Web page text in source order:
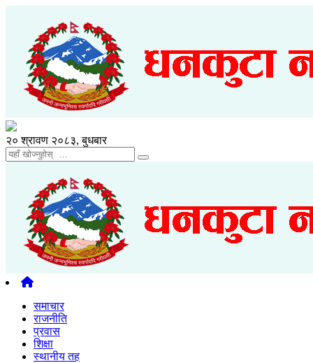
२० श्रावण २०८३, बुधबार
समाचार
राजनीति
प्रवास
शिक्षा
स्थानीय तह